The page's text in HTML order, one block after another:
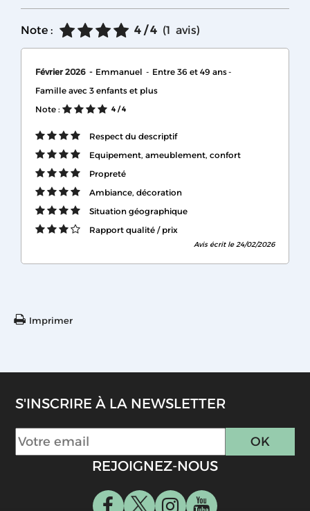
Note : 4 / 4 (1 avis)
Février 2026 Emmanuel
Entre 36 et 49 ans
Famille avec 3 enfants et plus
Note :
4 / 4
Respect du descriptif
Equipement, ameublement, confort
Propreté
Ambiance, décoration
Situation géographique
Rapport qualité / prix
Avis écrit le 24/02/2026
Imprimer
S'INSCRIRE À LA NEWSLETTER
REJOIGNEZ-NOUS